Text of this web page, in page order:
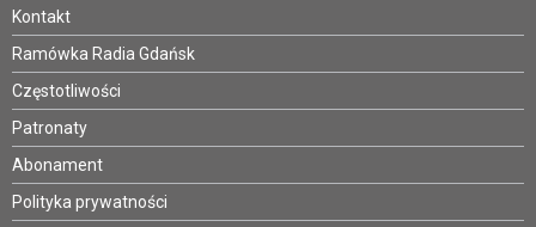
Kontakt
Ramówka Radia Gdańsk
Częstotliwości
Patronaty
Abonament
Polityka prywatności